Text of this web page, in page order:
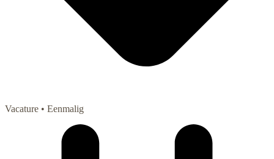
Vacature • Eenmalig